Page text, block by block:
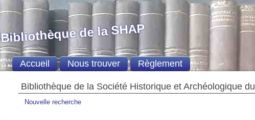
Bibliothèque de la Société Historique et Archéologique
Nouvelle recherche
Bibliothèque de la SHAP
Accueil Nous trouver Règlement